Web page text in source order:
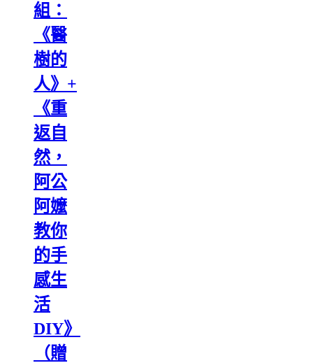
組：
《醫
樹的
人》+
《重
返自
然，
阿公
阿嬤
教你
的手
感生
活
DIY》
（贈